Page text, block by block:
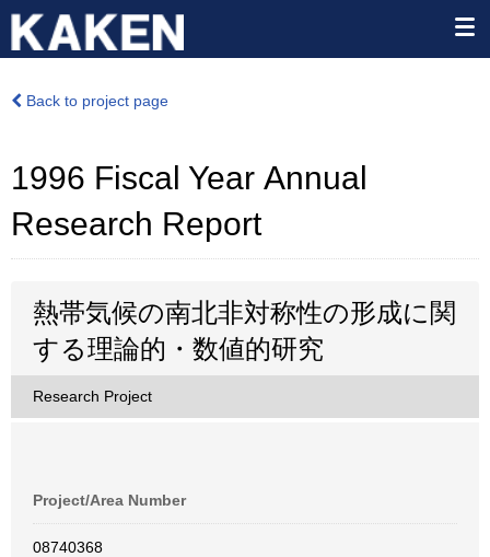
Back to project page
1996 Fiscal Year Annual
Research Report
熱帯気候の南北非対称性の形成に関
する理論的・数値的研究
Research Project
Project/Area Number
08740368